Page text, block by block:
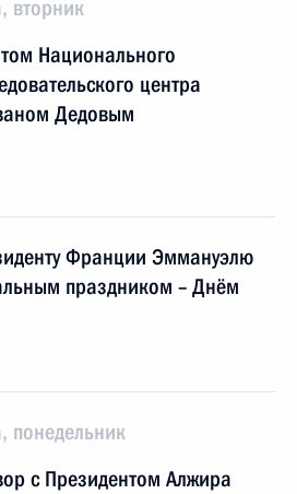
вторник
Национального
центра
Дедовым
Франции Эммануэлю
праздником – Днём
понедельник
с Президентом Алжира